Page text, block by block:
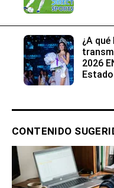
¿A
2026
CONTENIDO